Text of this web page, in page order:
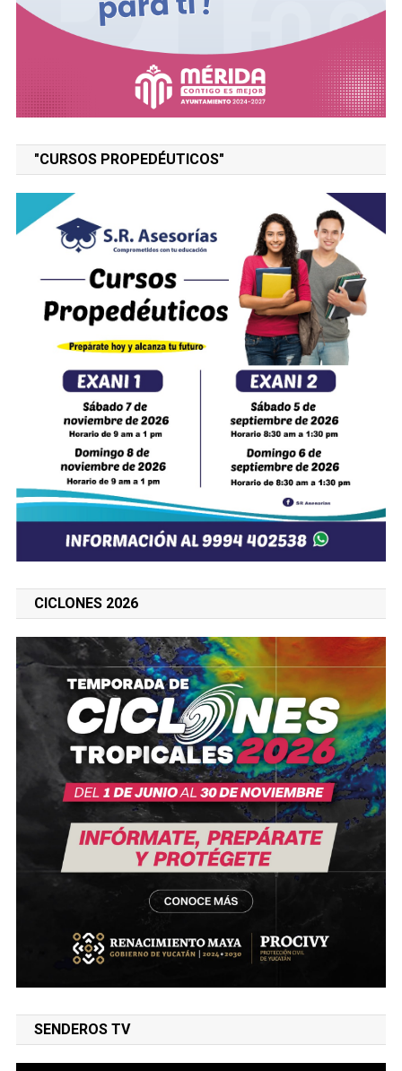
"CURSOS PROPEDÉUTICOS"
CICLONES 2026
SENDEROS TV